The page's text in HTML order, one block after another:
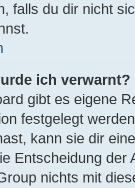
falls du dir nicht
ich verwarnt?
gibt es eigene
festgelegt
kann sie dir
Entscheidung der
nichts mit